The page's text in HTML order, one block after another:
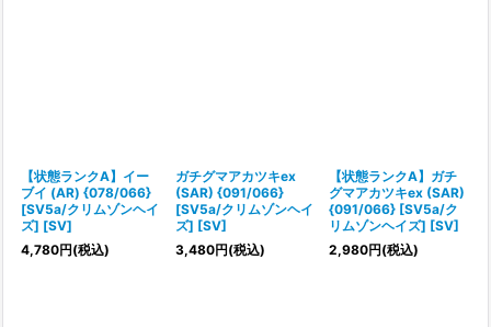
【状態ランクA】イー
ブイ (AR) {078/066}
[SV5a/クリムゾンヘイ
ズ] [SV]
4,780円(税込)
ガチグマアカツキex
(SAR) {091/066}
[SV5a/クリムゾンヘイ
ズ] [SV]
3,480円(税込)
【状態ランクA】ガチ
グマアカツキex (SAR)
{091/066} [SV5a/ク
リムゾンヘイズ] [SV]
2,980円(税込)